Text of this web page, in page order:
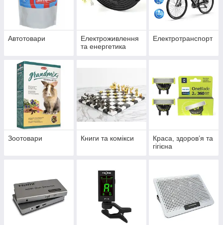
Автотовари
Електроживлення
та енергетика
Електротранспорт
Зоотовари Книги та комікси
Краса, здоров’я та
гігієна